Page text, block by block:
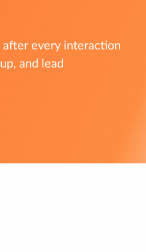
after every interaction
and lead